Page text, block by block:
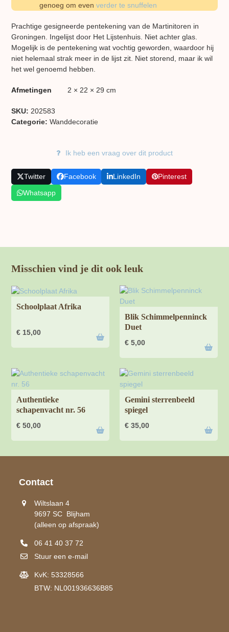
genoeg om evenverder te snuffelen
Prachtige gesigneerde pentekening van de Martinitoren in
Groningen. Ingelijst door Het Lijstenhuis. Niet achter glas.
Mogelijk is de pentekening wat vochtig geworden, waardoor hij
niet helemaal strak meer in de lijst zit. Niet storend, maar ik wil
het wel genoemd hebben.
Afmetingen 2 × 22 × 29 cm
SKU: 202583
Categorie:Wand​decoratie
Ik heb een vraag over dit product
Twitter Facebook LinkedIn
Pinterest
Whatsapp
Misschien vind je dit ook leuk
Schoolplaat Afrika
€ 15,00
Blik Schimmelpenninck
Duet
€ 5,00
Authentieke
schapenvacht nr. 56
€ 50,00
Gemini sterrenbeeld
spiegel
€ 35,00
Contact
Wiltslaan 4
9697 SC Blijham
(alleen op afspraak)
06 41 40 37 72
Stuur een e-mail
KvK: 53328566
BTW: NL001936636B85